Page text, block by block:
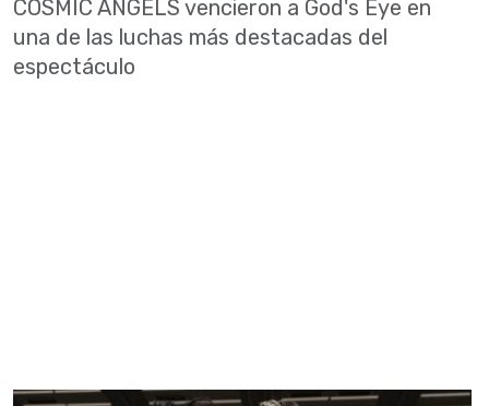
COSMIC ANGELS vencieron a God's Eye en
una de las luchas más destacadas del
espectáculo